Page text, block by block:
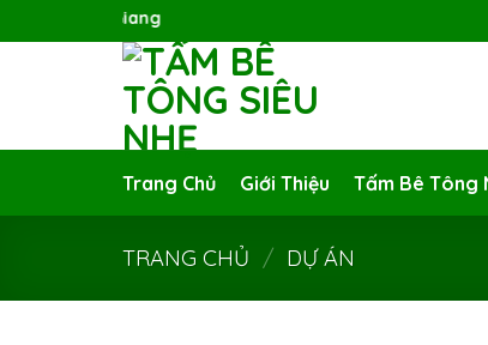
to
Trang Chủ Giới Thiệu Tấm Bê Tông
TRANG CHỦ / DỰ ÁN